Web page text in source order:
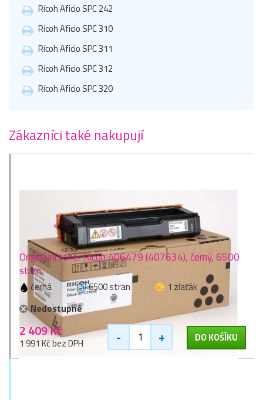
Ricoh Aficio SPC 242
Ricoh Aficio SPC 310
Ricoh Aficio SPC 311
Ricoh Aficio SPC 312
Ricoh Aficio SPC 320
Zákazníci také nakupují
Originální toner Ricoh 406479 (407634), černý, 6500
stran
černá 6500 stran
1 zlaťák
Nedostupné
2 409 Kč
1 991 Kč bez DPH - + DO KOŠÍKU